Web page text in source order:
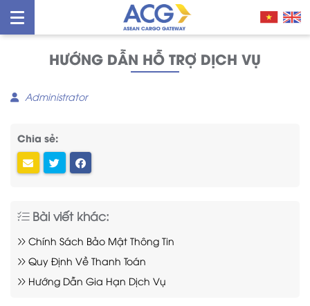
HƯỚNG DẪN HỖ TRỢ DỊCH VỤ
Administrator
Chia sẻ:
Bài viết khác:
Chính Sách Bảo Mật Thông Tin
Quy Định Về Thanh Toán
Hướng Dẫn Gia Hạn Dịch Vụ